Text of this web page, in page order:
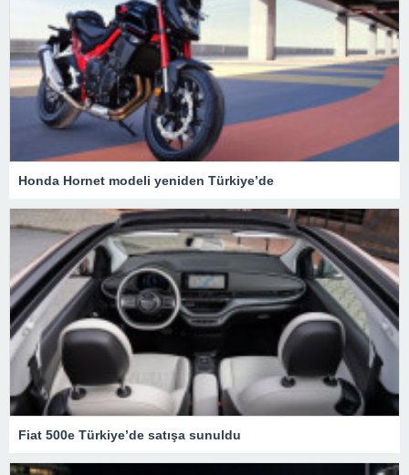
Honda Hornet modeli yeniden Türkiye’de
Fiat 500e Türkiye’de satışa sunuldu